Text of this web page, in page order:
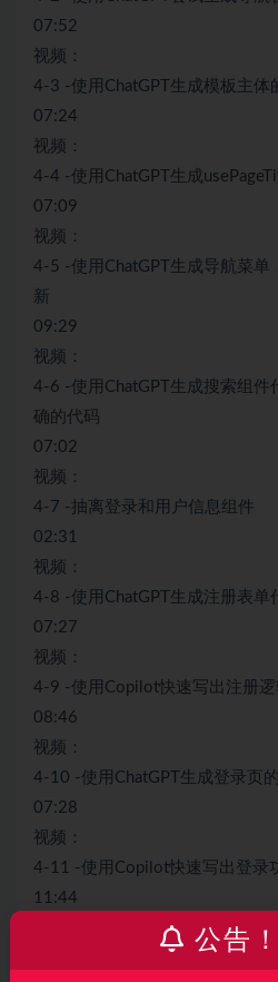
07:52
视频：
4-3 -使用ChatGPT生成模板主体
07:24
视频：
4-4 -使用ChatGPT生成
07:09
视频：
4-5 -使用ChatGPT生成导航菜单
新
09:29
视频：
4-6 -使用ChatGPT生成搜索组件
确的代码
07:02
视频：
4-7 -抽离登录和用户信息组件
02:31
视频：
4-8 -使用ChatGPT生成注册表单
07:27
视频：
4-9 -使用Copilot快速写出注册逻
08:46
视频：
4-10 -使用ChatGPT生成登录页
07:28
视频：
4-11 -使用Copilot快速写出登录
11:44
4-12 -介绍Vue3状态管理，Pinia
公告